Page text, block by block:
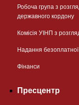
Робоча група з
державного кордону
Комісія УІНП з
Надання
Фінанси
Пресцентр